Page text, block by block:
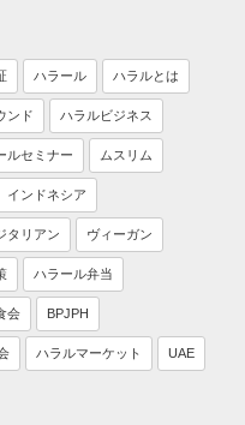
ハラール ハラルとは
ンド ハラルビジネス
ルセミナー ムスリム
インドネシア
タリアン ヴィーガン
ハラール弁当
会 BPJPH
ハラルマーケット UAE